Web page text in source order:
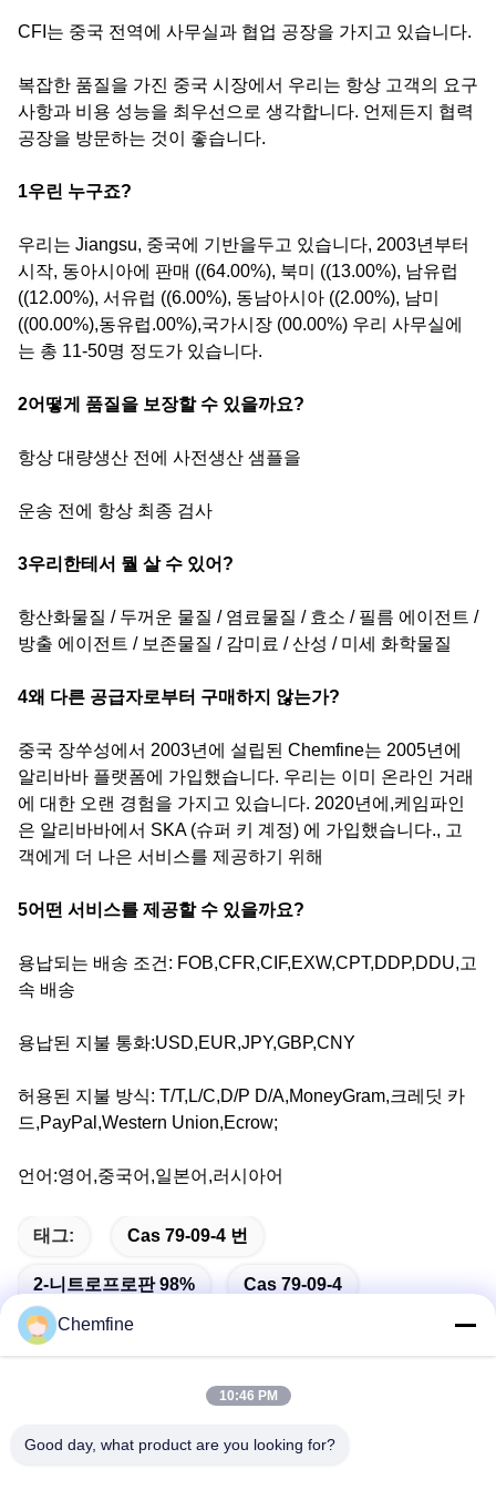
CFI는 중국 전역에 사무실과 협업 공장을 가지고 있습니다.
복잡한 품질을 가진 중국 시장에서 우리는 항상 고객의 요구
사항과 비용 성능을 최우선으로 생각합니다. 언제든지 협력
공장을 방문하는 것이 좋습니다.
1우린 누구죠?
우리는 Jiangsu, 중국에 기반을두고 있습니다, 2003년부터
시작, 동아시아에 판매 ((64.00%), 북미 ((13.00%), 남유럽
((12.00%), 서유럽 ((6.00%), 동남아시아 ((2.00%), 남미
((00.00%),동유럽.00%),국가시장 (00.00%) 우리 사무실에
는 총 11-50명 정도가 있습니다.
2어떻게 품질을 보장할 수 있을까요?
항상 대량생산 전에 사전생산 샘플을
운송 전에 항상 최종 검사
3우리한테서 뭘 살 수 있어?
항산화물질 / 두꺼운 물질 / 염료물질 / 효소 / 필름 에이전트 /
방출 에이전트 / 보존물질 / 감미료 / 산성 / 미세 화학물질
4왜 다른 공급자로부터 구매하지 않는가?
중국 장쑤성에서 2003년에 설립된 Chemfine는 2005년에
알리바바 플랫폼에 가입했습니다. 우리는 이미 온라인 거래
에 대한 오랜 경험을 가지고 있습니다. 2020년에,케임파인
은 알리바바에서 SKA (슈퍼 키 계정) 에 가입했습니다., 고
객에게 더 나은 서비스를 제공하기 위해
5어떤 서비스를 제공할 수 있을까요?
용납되는 배송 조건: FOB,CFR,CIF,EXW,CPT,DDP,DDU,고
속 배송
용납된 지불 통화:USD,EUR,JPY,GBP,CNY
허용된 지불 방식: T/T,L/C,D/P D/A,MoneyGram,크레딧 카
드,PayPal,Western Union,Ecrow;
언어:영어,중국어,일본어,러시아어
태그: Cas 79-09-4 번
2-니트로프로판 98% Cas 79-09-4
Chemfine
10:46 PM
Good day, what product are you looking for?